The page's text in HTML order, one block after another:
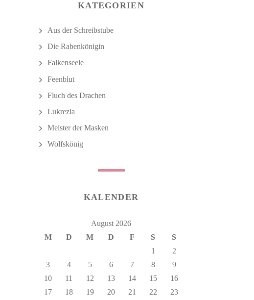
KATEGORIEN
Aus der Schreibstube
Die Rabenkönigin
Falkenseele
Feenblut
Fluch des Drachen
Lukrezia
Meister der Masken
Wolfskönig
KALENDER
August 2026
M
D M D F S
S
1
2
3
4 5 6 7 8
9
10
11 12 13 14 15
16
17
18 19 20 21 22
23